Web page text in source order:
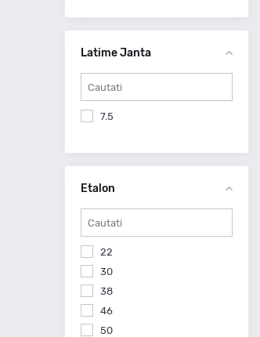
5X118
5X127
5X160
Latime Janta
7.5
Etalon
22
30
38
46
50